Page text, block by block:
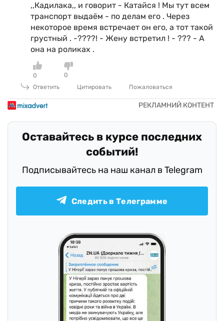
,,Кадилака,, и говорит - Катайся ! Мы тут всем
транспорт выдаём - по делам его . Через
некоторое время встречает он его, а тот такой
грустный . -????! - Жену встретил ! - ??? - А
она на роликах .
0
0
Ответить
Цитировать Пожаловаться
Оставайтесь в курсе последних
событий!
Подписывайтесь на наш канал в Telegram
Следить в Телеграмме